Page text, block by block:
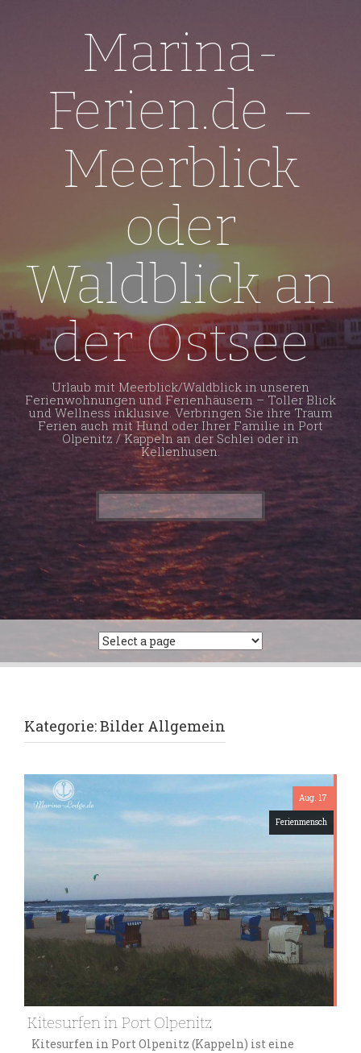
Marina-
Ferien.de –
Meerblick
oder
Waldblick an
der Ostsee
Urlaub mit Meerblick/Waldblick in unseren
Ferienwohnungen und Ferienhäusern – Toller Blick
und Wellness inklusive. Verbringen Sie ihre Traum
Ferien auch mit Hund oder Ihrer Familie in Port
Olpenitz / Kappeln an der Schlei oder in
Kellenhusen.
Suchen
nach:
Kategorie:Bilder Allgemein
Aug. 17
Ferienmensch
Kitesurfen in Port Olpenitz
Kitesurfen in Port Olpenitz (Kappeln) ist eine